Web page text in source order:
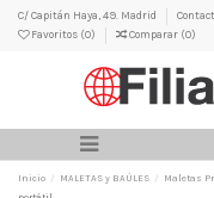
C/ Capitán Haya, 49. Madrid
Favoritos (0) Comparar (0)
Inicio MALETAS y BAÚLES Maletas